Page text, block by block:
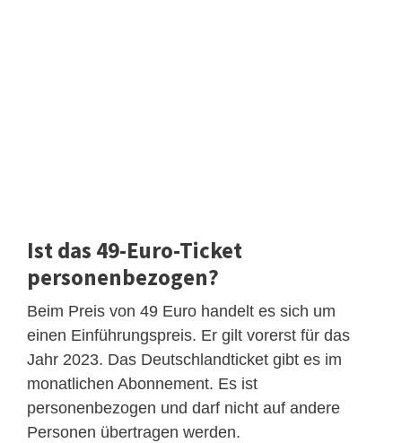
Ist das 49-Euro-Ticket
personenbezogen?
Beim Preis von 49 Euro handelt es sich um
einen Einführungspreis. Er gilt vorerst für das
Jahr 2023. Das Deutschlandticket gibt es im
monatlichen Abonnement. Es ist
personenbezogen und darf nicht auf andere
Personen übertragen werden.